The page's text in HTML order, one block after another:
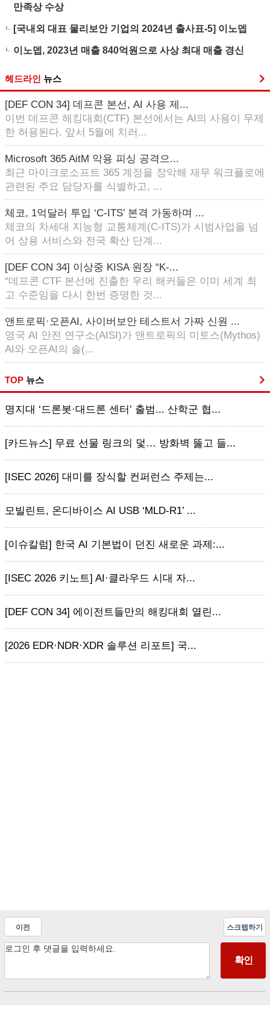
만족상 수상
[국내외 대표 물리보안 기업의 2024년 출사표-5] 이노뎁
이노뎁, 2023년 매출 840억원으로 사상 최대 매출 경신
헤드라인 뉴스
[DEF CON 34] 데프콘 본선, AI 사용 제...
이번 데프콘 해킹대회(CTF) 본선에서는 AI의 사용이 무제
한 허용된다. 앞서 5월에 치러...
Microsoft 365 AitM 악용 피싱 공격으...
최근 마이크로소프트 365 계정을 장악해 재무 워크플로에
관련된 주요 담당자를 식별하고, ...
체코, 1억달러 투입 ‘C-ITS’ 본격 가동하며 ...
체코의 차세대 지능형 교통체계(C-ITS)가 시범사업을 넘
어 상용 서비스와 전국 확산 단계...
[DEF CON 34] 이상중 KISA 원장 “K-...
“데프콘 CTF 본선에 진출한 우리 해커들은 이미 세계 최
고 수준임을 다시 한번 증명한 것...
앤트로픽·오픈AI, 사이버보안 테스트서 가짜 신원 ...
영국 AI 안전 연구소(AISI)가 앤트로픽의 미토스(Mythos)
AI와 오픈AI의 솔(...
TOP 뉴스
명지대 ‘드론봇·대드론 센터’ 출범... 산학군 협...
[카드뉴스] 무료 선물 링크의 덫… 방화벽 뚫고 들...
[ISEC 2026] 대미를 장식할 컨퍼런스 주제는...
모빌린트, 온디바이스 AI USB ‘MLD-R1’ ...
[이슈칼럼] 한국 AI 기본법이 던진 새로운 과제:...
[ISEC 2026 키노트] AI·클라우드 시대 자...
[DEF CON 34] 에이전트들만의 해킹대회 열린...
[2026 EDR·NDR·XDR 솔루션 리포트] 국...
이전 스크랩하기